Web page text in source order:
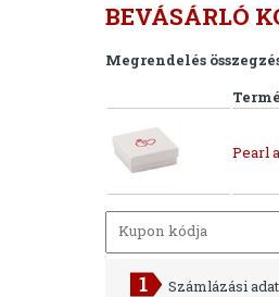
BEVÁSÁRLÓ
Megrendelés
Pearl
Számlázási